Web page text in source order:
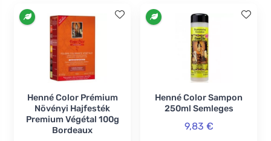
Henné Color Prémium
Növényi Hajfesték
Premium Végétal 100g
Bordeaux
Henné Color Sampon
250ml Semleges
9,83 €